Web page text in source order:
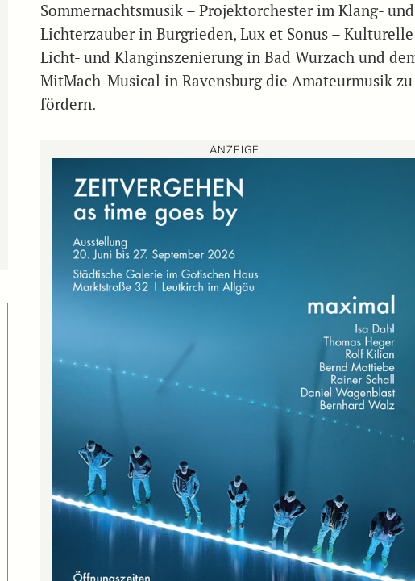
Sommernachtsmusik – Projektorchester im Klang- und
Lichterzauber in Burgrieden, Lux et Sonus – Kulturelle
Licht- und Klanginszenierung in Bad Wurzach und
MitMach-Musical in Ravensburg die Amateurmusik zu
fördern.
ANZEIGE